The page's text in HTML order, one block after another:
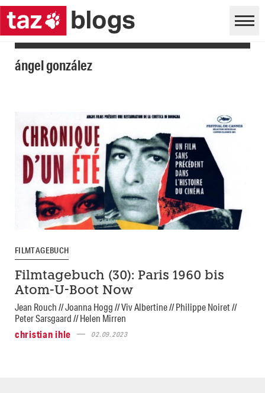
ángel gonzález
FILMTAGEBUCH
Filmtagebuch (30): Paris 1960 bis
Atom-U-Boot Now
Jean Rouch // Joanna Hogg // Viv Albertine // Philippe Noiret //
Peter Sarsgaard // Helen Mirren
christian ihle
02.09.2023